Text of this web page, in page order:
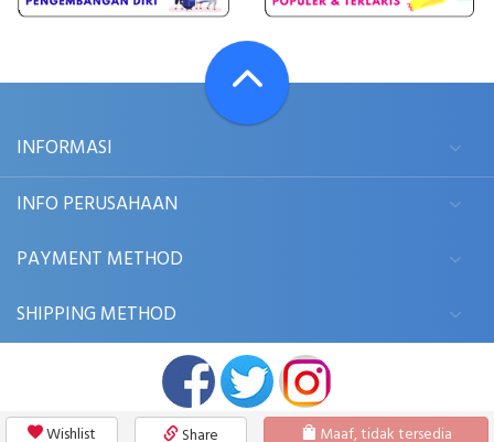
Wishlist Share Maaf, tidak tersedia
INFORMASI
INFO PERUSAHAAN
PAYMENT METHOD
SHIPPING METHOD